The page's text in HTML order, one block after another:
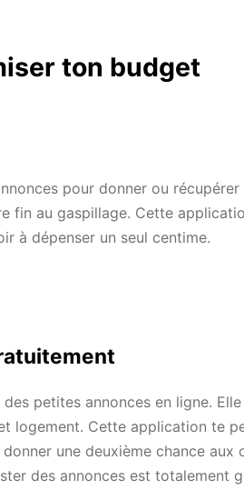
ton budget
pour donner ou
fin au gaspillage. Cette
à dépenser un seul centime.
petites annonces en ligne.
logement. Cette application te
une deuxième chance
des annonces est totalement